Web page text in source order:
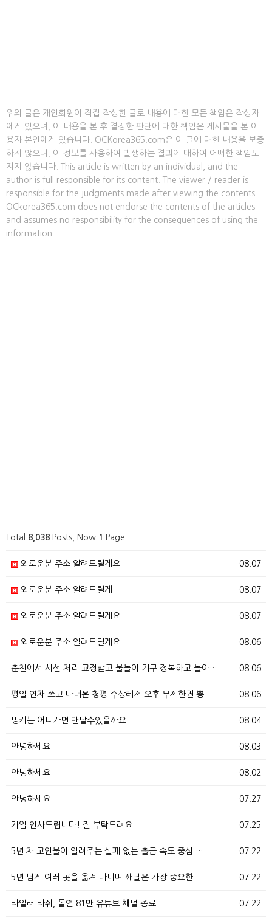
위의 글은 개인회원이 직접 작성한 글로 내용에 대한 모든 책임은 작성자
에게 있으며, 이 내용을 본 후 결정한 판단에 대한 책임은 게시물을 본 이
용자 본인에게 있습니다. OCKorea365.com은 이 글에 대한 내용을 보증
하지 않으며, 이 정보를 사용하여 발생하는 결과에 대하여 어떠한 책임도
지지 않습니다. This article is written by an individual, and the
author is full responsible for its content. The viewer / reader is
responsible for the judgments made after viewing the contents.
OCkorea365.com does not endorse the contents of the articles
and assumes no responsibility for the consequences of using the
information.
Total 8,038 Posts, Now 1 Page
08.07
외로운분 주소 알려드릴게요
08.07
외로운분 주소 알려드릴게
08.07
외로운분 주소 알려드릴게요
08.06
외로운분 주소 알려드릴게요
08.06
춘천에서 시선 처리 교정받고 물놀이 기구 정복하고 돌아…
08.06
평일 연차 쓰고 다녀온 청평 수상레저 오후 무제한권 뽕…
08.04
밍키는 어디가면 만날수있을까요
08.03
안녕하세요
08.02
안녕하세요
07.27
안녕하세요
07.25
가입 인사드립니다! 잘 부탁드려요
07.22
5년 차 고인물이 알려주는 실패 없는 출금 속도 중심 …
07.22
5년 넘게 여러 곳을 옮겨 다니며 깨달은 가장 중요한 …
07.22
타일러 라쉬, 돌연 81만 유튜브 채널 종료